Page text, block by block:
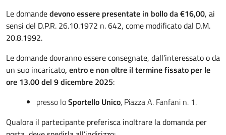
Le domandedevono essere presentate in bollo da €16,00, ai
sensi del D.P.R. 26.10.1972 n. 642, come modificato dal D.M.
20.8.1992.
Le domande dovranno essere consegnate, dall’interessato o da
un suo incaricato, entro e non oltre il termine fissato per le
ore 13.00 del 9 dicembre 2025:
presso loSportello Unico, Piazza A. Fanfani n. 1.
Qualora il partecipante preferisca inoltrare la domanda per